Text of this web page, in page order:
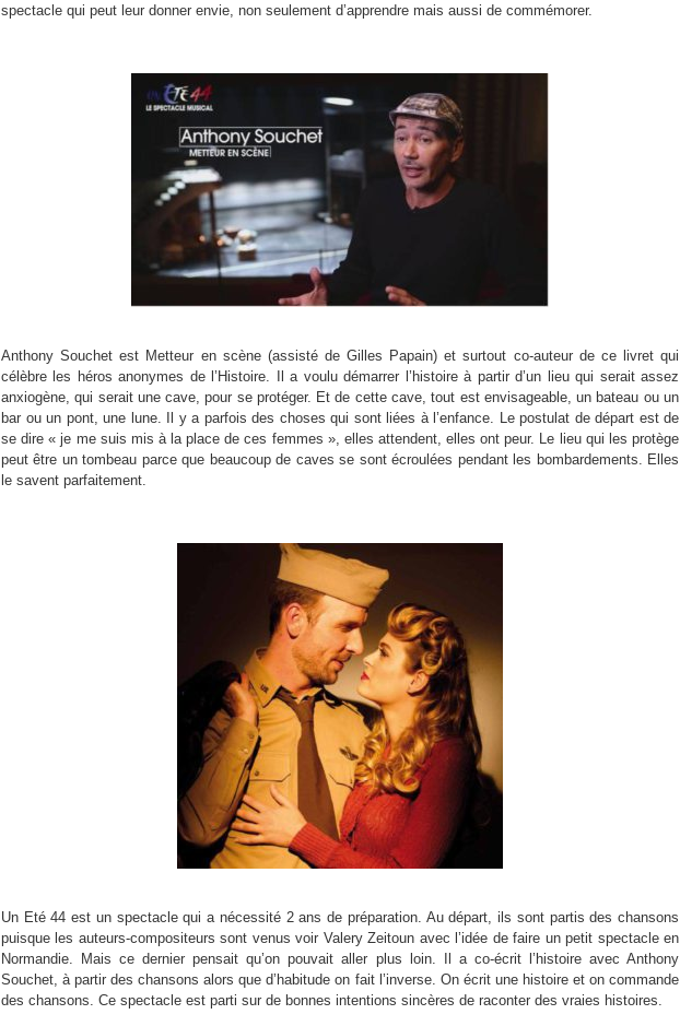
spectacle qui peut leur donner envie, non seulement d’apprendre mais aussi de commémorer.
Anthony Souchet est Metteur en scène (assisté de Gilles Papain) et surtout co-auteur de ce livret qui
célèbre les héros anonymes de l’Histoire. Il a voulu démarrer l’histoire à partir d’un lieu qui serait assez
anxiogène, qui serait une cave, pour se protéger. Et de cette cave, tout est envisageable, un bateau ou un
bar ou un pont, une lune. Il y a parfois des choses qui sont liées à l’enfance. Le postulat de départ est de
se dire « je me suis mis à la place de ces femmes », elles attendent, elles ont peur. Le lieu qui les protège
peut être un tombeau parce que beaucoup de caves se sont écroulées pendant les bombardements. Elles
le savent parfaitement.
Un Eté 44 est un spectacle qui a nécessité 2 ans de préparation. Au départ, ils sont partis des chansons
puisque les auteurs-compositeurs sont venus voir Valery Zeitoun avec l’idée de faire un petit spectacle en
Normandie. Mais ce dernier pensait qu’on pouvait aller plus loin. Il a co-écrit l’histoire avec Anthony
Souchet, à partir des chansons alors que d’habitude on fait l’inverse. On écrit une histoire et on commande
des chansons. Ce spectacle est parti sur de bonnes intentions sincères de raconter des vraies histoires.